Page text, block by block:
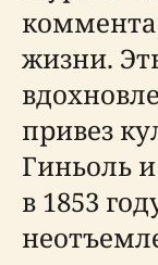
жизни.
привез
Гиньоль
в 1853